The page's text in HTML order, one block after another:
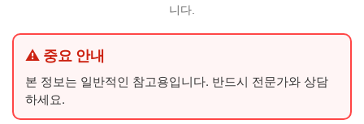
니다.
⚠ 중요 안내
본 정보는 일반적인 참고용입니다. 반드시 전문가와 상담
하세요.